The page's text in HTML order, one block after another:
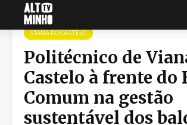
VIANA DO CASTELO
Politécnico de
Castelo à frente do
Comum na gestão
sustentável dos